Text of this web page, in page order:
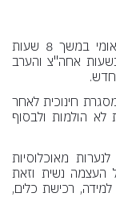
בוגרות מעגלים המתנדבות במסגרת שירות לאומי במשך 8 שעות
אחה"צ והערב
חדש.
חינוכית לאחר
לא הולמות ולבסוף
מאוכלוסיות
העצמה נשית וזאת
רכישת כלים,